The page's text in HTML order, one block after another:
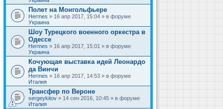
Полет на Монгольфьере
Hermes » 16 апр 2017, 15:04 » в форуме
Украина
Шоу Турецкого военного оркестра в
Одессе
Hermes » 16 апр 2017, 15:01 » в форуме
Украина
Кочующая выставка идей Леонардо
да Винчи
Hermes » 16 апр 2017, 14:53 » в форуме
Италия
Трансфер по Вероне
sergeykitov » 14 сен 2016, 10:45 » в форуме
Италия